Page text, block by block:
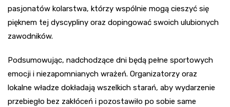
pasjonatów kolarstwa, którzy wspólnie mogą cieszyć się
pięknem tej dyscypliny oraz dopingować swoich ulubionych
zawodników.
Podsumowując, nadchodzące dni będą pełne sportowych
emocji i niezapomnianych wrażeń. Organizatorzy oraz
lokalne władze dokładają wszelkich starań, aby wydarzenie
przebiegło bez zakłóceń i pozostawiło po sobie same